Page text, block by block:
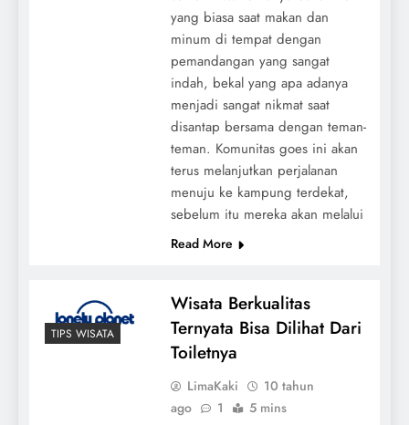
yang biasa saat makan dan
minum di tempat dengan
pemandangan yang sangat
indah, bekal yang apa adanya
menjadi sangat nikmat saat
disantap bersama dengan teman-
teman. Komunitas goes ini akan
terus melanjutkan perjalanan
menuju ke kampung terdekat,
sebelum itu mereka akan melalui
Read More
TIPS WISATA
Wisata Berkualitas
Ternyata Bisa Dilihat Dari
Toiletnya
LimaKaki
10 tahun
ago
1 5 mins